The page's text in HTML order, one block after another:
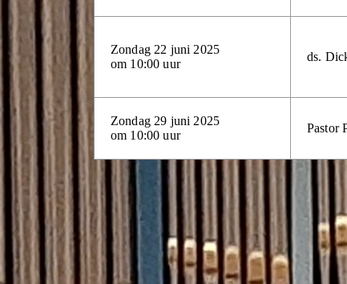
Zondag 22 juni 2025
om 10:00 uur
ds.
Zondag 29 juni 2025
om 10:00 uur
Pastor